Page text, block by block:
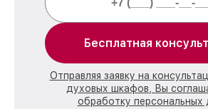
Бесплатная
Отправляя заявку на
духовых шкафов, Вы
обработку персональных